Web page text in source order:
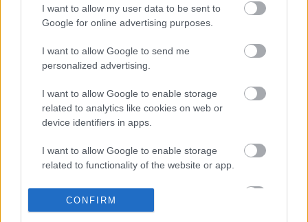
I want to allow my user data to be sent to
Google for online advertising purposes.
I want to allow Google to send me
personalized advertising.
I want to allow Google to enable storage
related to analytics like cookies on web or
device identifiers in apps.
I want to allow Google to enable storage
related to functionality of the website or app.
I want to allow Google to enable storage
CONFIRM
Alcácer (Bacca).
muscular), Chukwueze (lesión muscular), Iborra (rodilla),
Alberto Moreno (rodilla), Gerard Moreno (lesión muscular).
Estos jugadores son duda:Yéremi (molestias en tobillo).
Posibles cambios en la alineación:
minutos, mientras que Bacca o Fer Niño pueden
acompañarle en la delantera. Coquelin puede jugar de
inicio en lugar de Capoue, mientras que Estupiñán dará
descanso a Pedraza. Trigueros o Moi también pueden rotar.